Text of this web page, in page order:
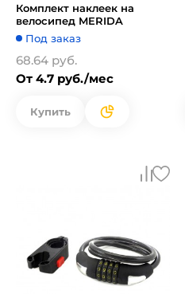
Комплект наклеек на
велосипед MERIDA
Под заказ
68.64 руб.
От 4.7 руб./мес
Купить